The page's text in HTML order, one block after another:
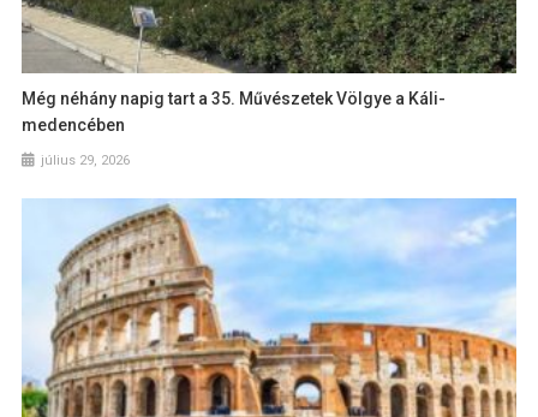
Még néhány napig tart a 35. Művészetek Völgye a Káli-
medencében
július 29, 2026